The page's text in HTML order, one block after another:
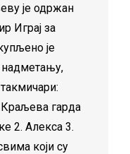
је одржан
Играј за
је
надметању,
гарда
2. Алекса 3.
који су